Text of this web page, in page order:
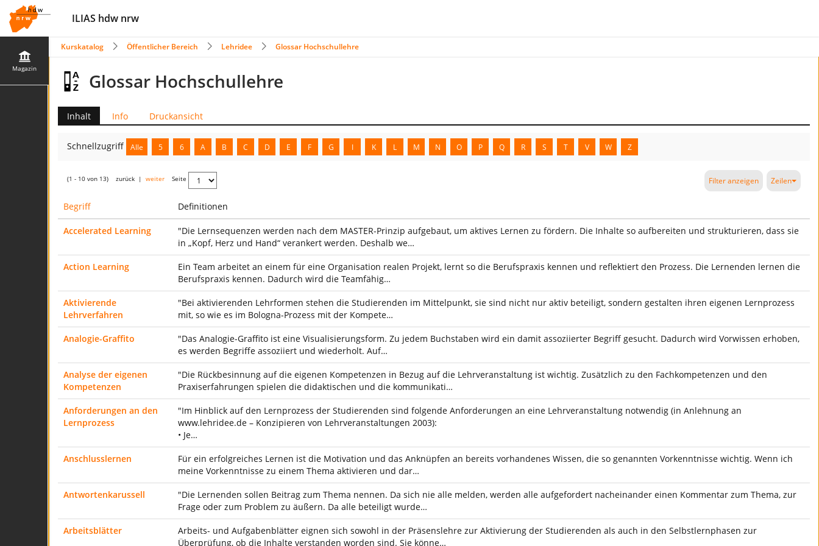
ILIAS hdw nrw
Magazin
Kurskatalog Öffentlicher Bereich Lehridee Glossar Hochschullehre
Glossar Hochschullehre
Inhalt Info Druckansicht
Schnellzugriff Alle 5 6 A B C D E F G I K L M N O P Q R S T V W Z
(1 - 10 von 13) zurück | weiter Seite Filter anzeigen Zeilen
Begriff Definitionen
Accelerated Learning
"Die Lernsequenzen werden nach dem MASTER-Prinzip aufgebaut, um aktives Lernen zu fördern. Die Inhalte so aufbereiten und strukturieren, dass sie
in „Kopf, Herz und Hand“ verankert werden. Deshalb we…
Action Learning
Ein Team arbeitet an einem für eine Organisation realen Projekt, lernt so die Berufspraxis kennen und reflektiert den Prozess. Die Lernenden lernen die
Berufspraxis kennen. Dadurch wird die Teamfähig…
Aktivierende
Lehrverfahren
"Bei aktivierenden Lehrformen stehen die Studierenden im Mittelpunkt, sie sind nicht nur aktiv beteiligt, sondern gestalten ihren eigenen Lernprozess
mit, so wie es im Bologna-Prozess mit der Kompete…
Analogie-Graffito
"Das Analogie-Graffito ist eine Visualisierungsform. Zu jedem Buchstaben wird ein damit assoziierter Begriff gesucht. Dadurch wird Vorwissen erhoben,
es werden Begriffe assoziiert und wiederholt. Auf…
Analyse der eigenen
Kompetenzen
"Die Rückbesinnung auf die eigenen Kompetenzen in Bezug auf die Lehrveranstaltung ist wichtig. Zusätzlich zu den Fachkompetenzen und den
Praxiserfahrungen spielen die didaktischen und die kommunikati…
Anforderungen an den
Lernprozess
"Im Hinblick auf den Lernprozess der Studierenden sind folgende Anforderungen an eine Lehrveranstaltung notwendig (in Anlehnung an
www.lehridee.de – Konzipieren von Lehrveranstaltungen 2003):
• Je…
Anschlusslernen
Für ein erfolgreiches Lernen ist die Motivation und das Anknüpfen an bereits vorhandenes Wissen, die so genannten Vorkenntnisse wichtig. Wenn ich
meine Vorkenntnisse zu einem Thema aktivieren und dar…
Antwortenkarussell
"Die Lernenden sollen Beitrag zum Thema nennen. Da sich nie alle melden, werden alle aufgefordert nacheinander einen Kommentar zum Thema, zur
Frage oder zum Problem zu äußern. Da alle beteiligt wurde…
Arbeitsblätter
Arbeits- und Aufgabenblätter eignen sich sowohl in der Präsenslehre zur Aktivierung der Studierenden als auch in den Selbstlernphasen zur
Überprüfung, ob die Inhalte verstanden worden sind. Sie könne…